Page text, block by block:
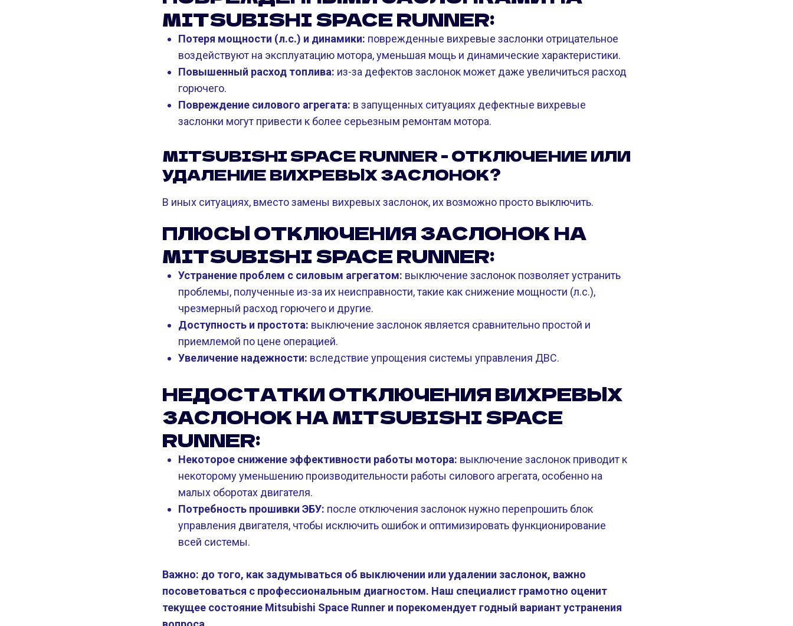
MITSUBISHI SPACE RUNNER:
Потеря мощности (л.с.) и динамики: поврежденные вихревые заслонки отрицательное
воздействуют на эксплуатацию мотора, уменьшая мощь и динамические характеристики.
Повышенный расход топлива: из-за дефектов заслонок может даже увеличиться расход
горючего.
Повреждение силового агрегата: в запущенных ситуациях дефектные вихревые
заслонки могут привести к более серьезным ремонтам мотора.
MITSUBISHI SPACE RUNNER - ОТКЛЮЧЕНИЕ ИЛИ
УДАЛЕНИЕ ВИХРЕВЫХ ЗАСЛОНОК?
В иных ситуациях, вместо замены вихревых заслонок, их возможно просто выключить.
ПЛЮСЫ ОТКЛЮЧЕНИЯ ЗАСЛОНОК НА
MITSUBISHI SPACE RUNNER:
Устранение проблем с силовым агрегатом: выключение заслонок позволяет устранить
проблемы, полученные из-за их неисправности, такие как снижение мощности (л.с.),
чрезмерный расход горючего и другие.
Доступность и простота: выключение заслонок является сравнительно простой и
приемлемой по цене операцией.
Увеличение надежности: вследствие упрощения системы управления ДВС.
НЕДОСТАТКИ ОТКЛЮЧЕНИЯ ВИХРЕВЫХ
ЗАСЛОНОК НА MITSUBISHI SPACE
RUNNER:
Некоторое снижение эффективности работы мотора: выключение заслонок приводит к
некоторому уменьшению производительности работы силового агрегата, особенно на
малых оборотах двигателя.
Потребность прошивки ЭБУ: после отключения заслонок нужно перепрошить блок
управления двигателя, чтобы исключить ошибок и оптимизировать функционирование
всей системы.
Важно: до того, как задумываться об выключении или удалении заслонок, важно
посоветоваться с профессиональным диагностом. Наш специалист грамотно оценит
текущее состояние Mitsubishi Space Runner и порекомендует годный вариант устранения